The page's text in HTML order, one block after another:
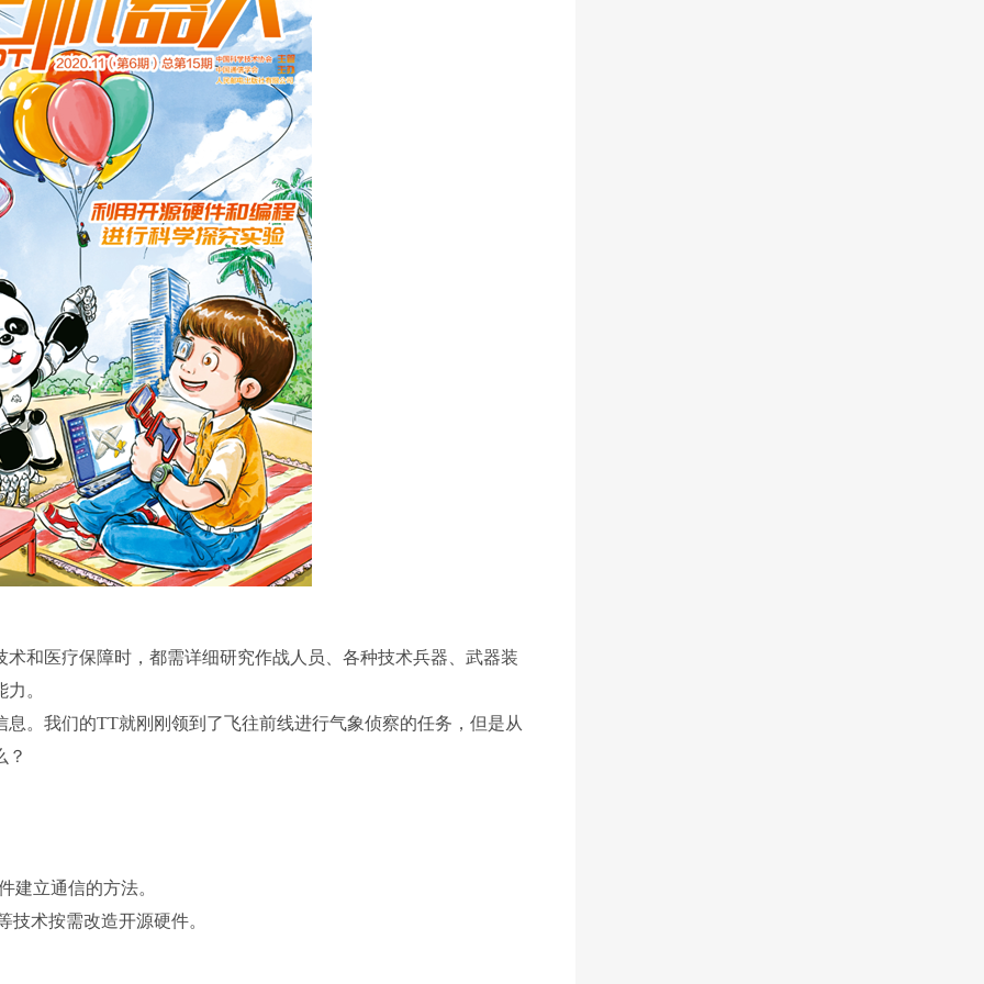
和医疗保障时，都需详细研究作战人员、各种技术兵器、武器装
。
。我们的TT就刚刚领到了飞往前线进行气象侦察的任务，但是从
？
立通信的方法。
术按需改造开源硬件。